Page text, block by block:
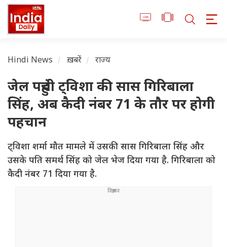
Hindi News ख़बरें राज्य
जेल पहुंची ट्विशा की सास गिरिबाला
सिंह, अब कैदी नंबर 71 के तौर पर होगी
पहचान
ट्विशा शर्मा मौत मामले में उसकी सास गिरिबाला सिंह और
उसके पति समर्थ सिंह को जेल भेज दिया गया है. गिरिबाला को
कैदी नंबर 71 दिया गया है.